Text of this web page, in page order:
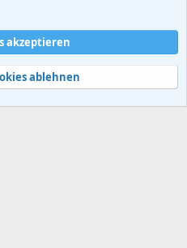
Datenschutz
2024 XenForo Ltd.
akzeptieren
ablehnen